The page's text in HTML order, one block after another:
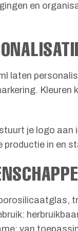
en
laten
je logo aan
productie in en
van